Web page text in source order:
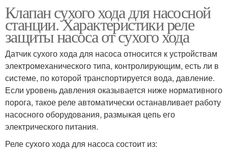
Клапан сухого хода для насосной
станции. Характеристики реле
защиты насоса от сухого хода
Датчик сухого хода для насоса относится к устройствам
электромеханического типа, контролирующим, есть ли в
системе, по которой транспортируется вода, давление.
Если уровень давления оказывается ниже нормативного
порога, такое реле автоматически останавливает работу
насосного оборудования, размыкая цепь его
электрического питания.
Реле сухого хода для насоса состоит из: